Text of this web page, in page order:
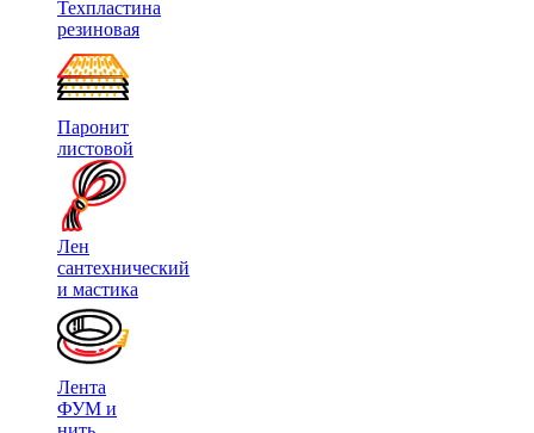
Техпластина
резиновая
Паронит
листовой
Лен
сантехнический
и мастика
Лента
ФУМ и